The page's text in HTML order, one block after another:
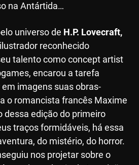
na Antártida…
universo de H.P. Lovecraft,
reconhecido
talento como concept artist
encarou a tarefa
imagens suas obras-
o romancista francês Maxime
dessa edição do primeiro
traços formidáveis, há essa
do mistério, do horror.
nos projetar sobre o